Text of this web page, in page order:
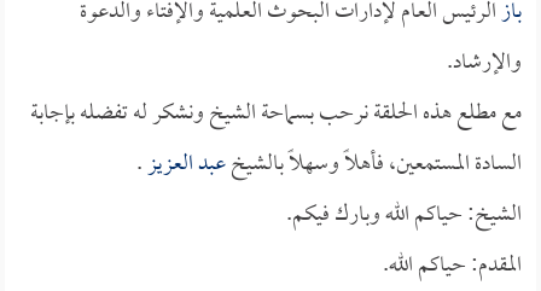
بازالرئيس العام لإدارات البحوث العلمية والإفتاء والدعوة
والإرشاد.
مع مطلع هذه الحلقة نرحب بسماحة الشيخ ونشكر له تفضله بإجابة
السادة المستمعين، فأهلاً وسهلاً بالشيخعبد العزيز.
الشيخ: حياكم الله وبارك فيكم.
المقدم: حياكم الله.